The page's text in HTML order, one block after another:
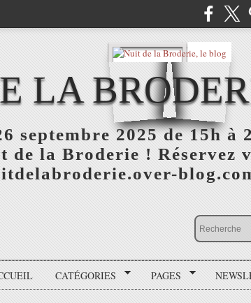
LA
septembre 2025 de 15h à
de la Broderie ! Réservez
CATÉGORIES PAGES